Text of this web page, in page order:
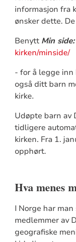
informasjon fra
ønsker dette.
Benytt Min side:
kirken/minside/
- for å legge
også ditt barn
kirke.
Udøpte barn av
tidligere
kirken. Fra 1.
opphørt.
Hva menes
I Norge har
medlemmer av
geografiske